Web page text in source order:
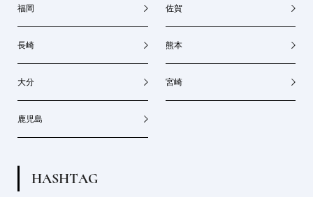
福岡 佐賀
長崎 熊本
大分 宮崎
鹿児島
HASHTAG